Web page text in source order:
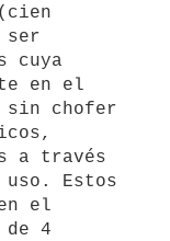
cuya
en el
sin chofer
a través
Estos
el
4